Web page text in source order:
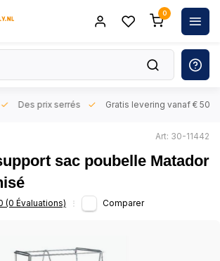
0
Des prix serrés Gratis levering vanaf € 50,-
Art: 30-11442
sac poubelle Matador
(0 Évaluations) Comparer